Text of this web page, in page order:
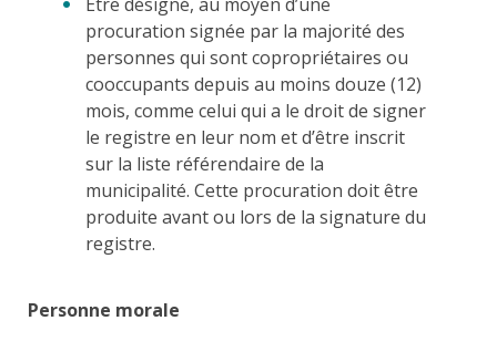
procuration signée par la majorité des
personnes qui sont copropriétaires ou
cooccupants depuis au moins douze (12)
mois, comme celui qui a le droit de signer
le registre en leur nom et d’être inscrit
sur la liste référendaire de la
municipalité. Cette procuration doit être
produite avant ou lors de la signature du
registre.
Personne morale